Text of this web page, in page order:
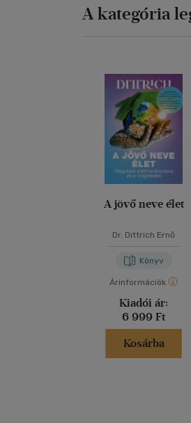
A kategória
A jövő neve élet
Dr. Dittrich Ernő
Könyv
Árinformációk
Kiadói ár:
6 999 Ft
Kosárba